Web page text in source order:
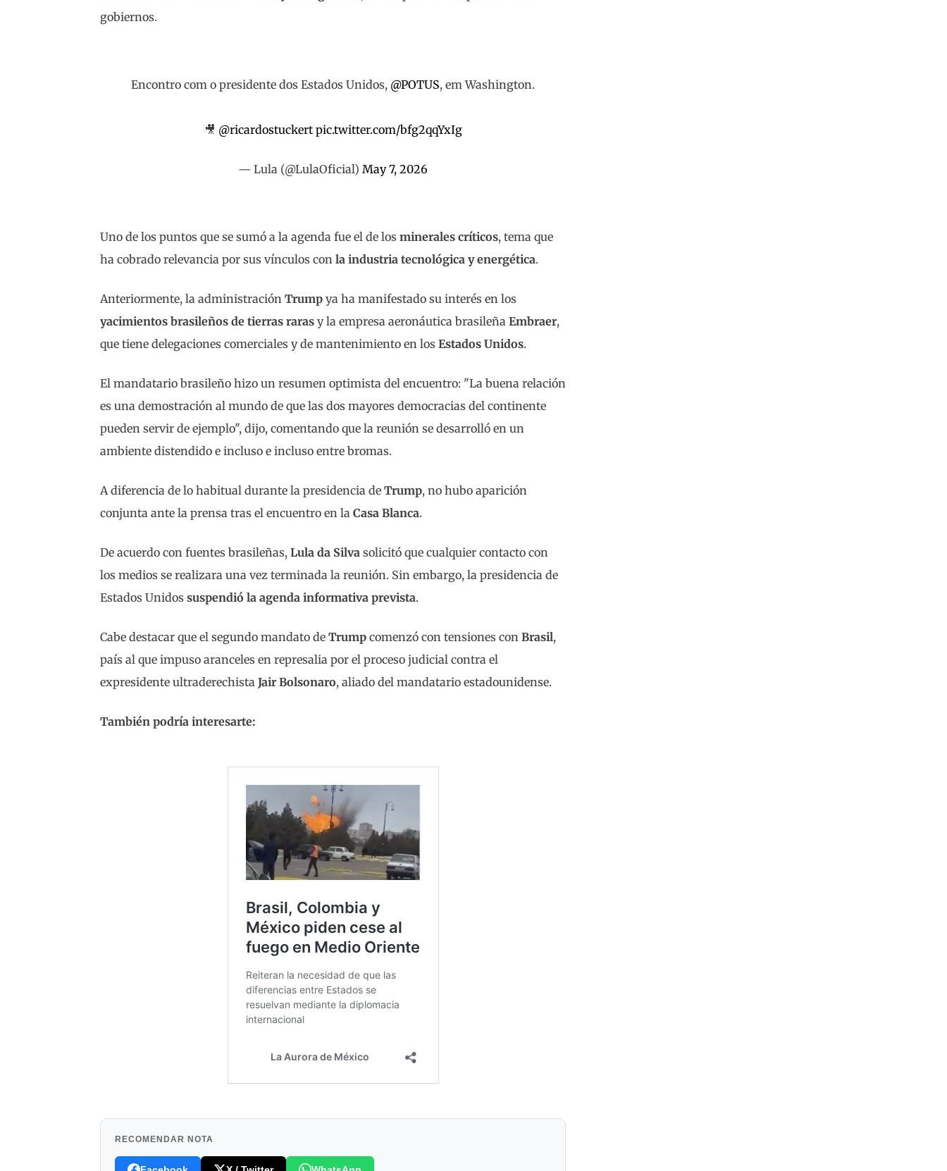
gobiernos.
Encontro com o presidente dos Estados Unidos, @POTUS, em Washington.
🎥 @ricardostuckert pic.twitter.com/bfg2qqYxIg
— Lula (@LulaOficial) May 7, 2026
Uno de los puntos que se sumó a la agenda fue el de los minerales críticos, tema que
ha cobrado relevancia por sus vínculos con la industria tecnológica y energética.
Anteriormente, la administración Trump ya ha manifestado su interés en los
yacimientos brasileños de tierras raras y la empresa aeronáutica brasileña Embraer,
que tiene delegaciones comerciales y de mantenimiento en los Estados Unidos.
El mandatario brasileño hizo un resumen optimista del encuentro: "La buena relación
es una demostración al mundo de que las dos mayores democracias del continente
pueden servir de ejemplo", dijo, comentando que la reunión se desarrolló en un
ambiente distendido e incluso e incluso entre bromas.
A diferencia de lo habitual durante la presidencia de Trump, no hubo aparición
conjunta ante la prensa tras el encuentro en la Casa Blanca.
De acuerdo con fuentes brasileñas, Lula da Silva solicitó que cualquier contacto con
los medios se realizara una vez terminada la reunión. Sin embargo, la presidencia de
Estados Unidos suspendió la agenda informativa prevista.
Cabe destacar que el segundo mandato de Trump comenzó con tensiones con Brasil,
país al que impuso aranceles en represalia por el proceso judicial contra el
expresidente ultraderechista Jair Bolsonaro, aliado del mandatario estadounidense.
También podría interesarte:
RECOMENDAR NOTA